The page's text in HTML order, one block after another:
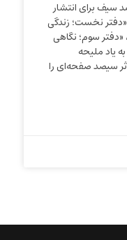
سیف برای انتشار
نخست؛ زندگی
«دفتر سوم؛ نگاهی
یاد ملیحه
سیصد صفحه‌ای را